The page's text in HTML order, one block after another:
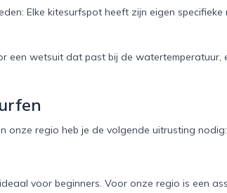
Elke kitesurfspot heeft zijn eigen
een wetsuit dat past bij de watertemperatuur,
onze regio heb je de volgende uitrusting nodig:
voor beginners. Voor onze regio is een